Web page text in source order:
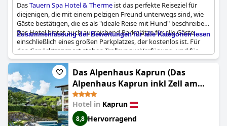
DasTauern Spa Hotel & Therme ist das perfekte Reiseziel für
diejenigen, die mit einem pelzigen Freund unterwegs sind, wie
Gäste bestätigen, die es als "ideale Reise mit Hund" beschreiben.
Das Hotel bietet auch ausreichend Parkplätze für alle Gäste,
einschließlich eines großen Parkplatzes, der kostenlos ist. Für
den Gepäcktransport stehen Trolleys zur Verfügung, und für
diejenigen, die etwas mehr Schutz für ihr Fahrzeug benötigen,
gibt es eine Garage im 2. Obwohl einige Gäste anmerkten, dass
die Parkplätze in der Tiefgarage etwas knapp bemessen sind,
wurde das Parken imTauern Spa Hotel & Thermeinsgesamt
positiv bewertet, wobei mehrfach erwähnt wurde, dass sowohl
innerhalb als auch außerhalb des Hotels kostenlose Parkplätze
zur Verfügung stehen.
Zusammenfassung der Bewertungen für alle Kategorien lesen
Das Alpenhaus Kaprun (Das
Alpenhaus Kaprun inkl Zell am
See-Kaprun Sommerkarte)
Hotel in Kaprun
8,8 Hervorragend